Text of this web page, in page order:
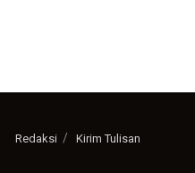
Redaksi Kirim Tulisan